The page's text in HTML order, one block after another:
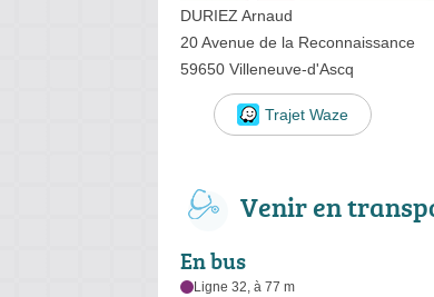
DURIEZ Arnaud
20 Avenue de la Reconnaissance
59650 Villeneuve-d'Ascq
Trajet Waze
Venir en
En bus
Ligne 32, à 77 m